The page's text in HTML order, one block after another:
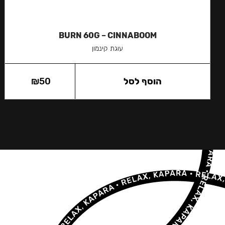
BURN 60G – CINNABOOM
עוגת קינמון
₪50 הוסף לסל